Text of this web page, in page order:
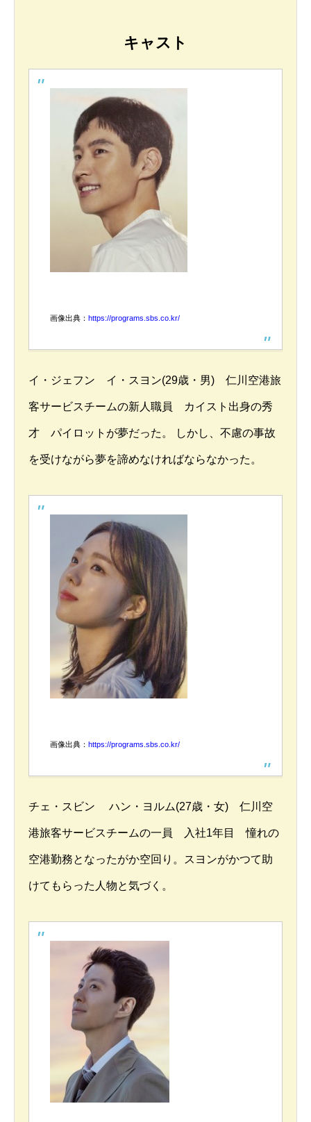
キャスト
画像出典： https://programs.sbs.co.kr/
イ・ジェフン イ・スヨン(29歳・男) 仁川空港旅
客サービスチームの新人職員 カイスト出身の秀
才 パイロットが夢だった。 しかし、不慮の事故
を受けながら夢を諦めなければならなかった。
画像出典： https://programs.sbs.co.kr/
チェ・スビン ハン・ヨルム(27歳・女) 仁川空
港旅客サービスチームの一員 入社1年目 憧れの
空港勤務となったがか空回り。スヨンがかつて助
けてもらった人物と気づく。